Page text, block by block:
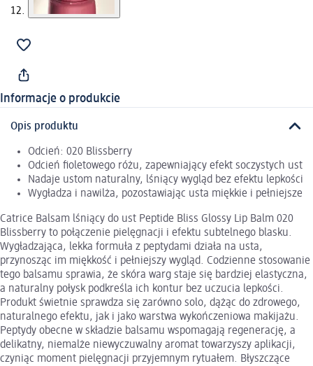
Informacje o produkcie
Opis produktu
Odcień: 020 Blissberry
Odcień fioletowego różu, zapewniający efekt soczystych ust
Nadaje ustom naturalny, lśniący wygląd bez efektu lepkości
Wygładza i nawilża, pozostawiając usta miękkie i pełniejsze
Catrice Balsam lśniący do ust Peptide Bliss Glossy Lip Balm 020
Blissberry to połączenie pielęgnacji i efektu subtelnego blasku.
Wygładzająca, lekka formuła z peptydami działa na usta,
przynosząc im miękkość i pełniejszy wygląd. Codzienne stosowanie
tego balsamu sprawia, że skóra warg staje się bardziej elastyczna,
a naturalny połysk podkreśla ich kontur bez uczucia lepkości.
Produkt świetnie sprawdza się zarówno solo, dążąc do zdrowego,
naturalnego efektu, jak i jako warstwa wykończeniowa makijażu.
Peptydy obecne w składzie balsamu wspomagają regenerację, a
delikatny, niemalże niewyczuwalny aromat towarzyszy aplikacji,
czyniąc moment pielęgnacji przyjemnym rytuałem. Błyszczące